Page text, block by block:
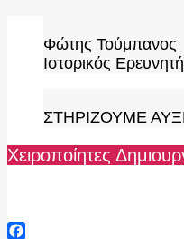
content
Φώτης Τούμπανος
Ιστορικός
ΣΤΗΡΙΖΟΥΜΕ
Χειροποίητες